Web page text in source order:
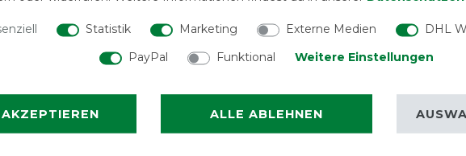
Durch die integrierte doppelte Falte im
geschnitten und bietet die größtmögliche
in der Box. Ein schützender Schweiflatz
*Der tatsächliche
geschoren/
Statistik Marketing Externe Medien
DHL
PayPal
Funktional Weitere Einstellungen
ALLE ABLEHNEN